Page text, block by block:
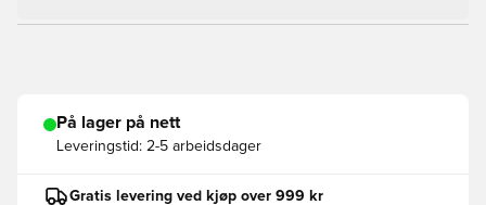
På lager på nett
Leveringstid: 2-5 arbeidsdager
Gratis levering ved kjøp over 999 kr